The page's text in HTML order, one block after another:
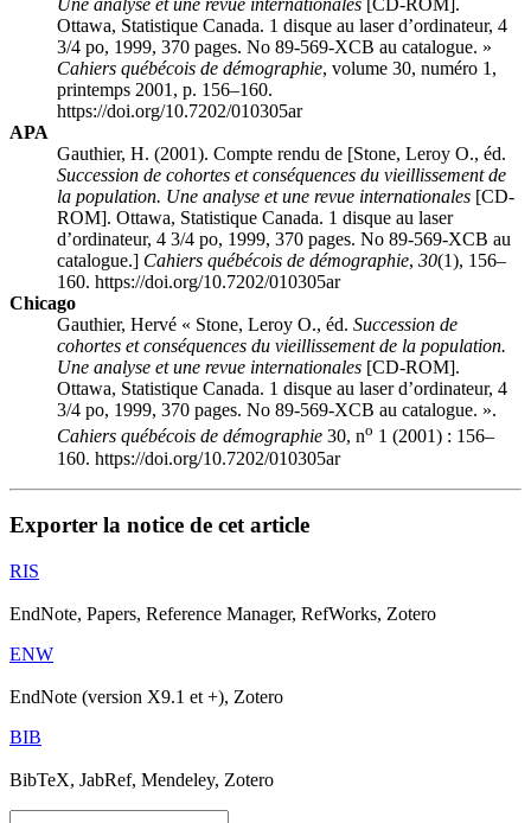
Une analyse et une revue internationales [CD-ROM].
Ottawa, Statistique Canada. 1 disque au laser d’ordinateur, 4
3/4 po, 1999, 370 pages. No 89-569-XCB au catalogue. »
Cahiers québécois de démographie, volume 30, numéro 1,
printemps 2001, p. 156–160.
https://doi.org/10.7202/010305ar
APA
Gauthier, H. (2001). Compte rendu de [Stone, Leroy O., éd.
Succession de cohortes et conséquences du vieillissement de
la population. Une analyse et une revue internationales [CD-
ROM]. Ottawa, Statistique Canada. 1 disque au laser
d’ordinateur, 4 3/4 po, 1999, 370 pages. No 89-569-XCB au
catalogue.] Cahiers québécois de démographie, 30(1), 156–
160. https://doi.org/10.7202/010305ar
Chicago
Gauthier, Hervé « Stone, Leroy O., éd. Succession de
cohortes et conséquences du vieillissement de la population.
Une analyse et une revue internationales [CD-ROM].
Ottawa, Statistique Canada. 1 disque au laser d’ordinateur, 4
3/4 po, 1999, 370 pages. No 89-569-XCB au catalogue. ».
Cahiers québécois de démographie 30, no 1 (2001) : 156–
160. https://doi.org/10.7202/010305ar
Exporter la notice de cet article
RIS
EndNote, Papers, Reference Manager, RefWorks, Zotero
ENW
EndNote (version X9.1 et +), Zotero
BIB
BibTeX, JabRef, Mendeley, Zotero